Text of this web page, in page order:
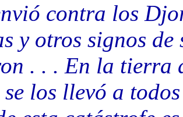
contra los
y otros signos
. . . En la tierra
los llevó a